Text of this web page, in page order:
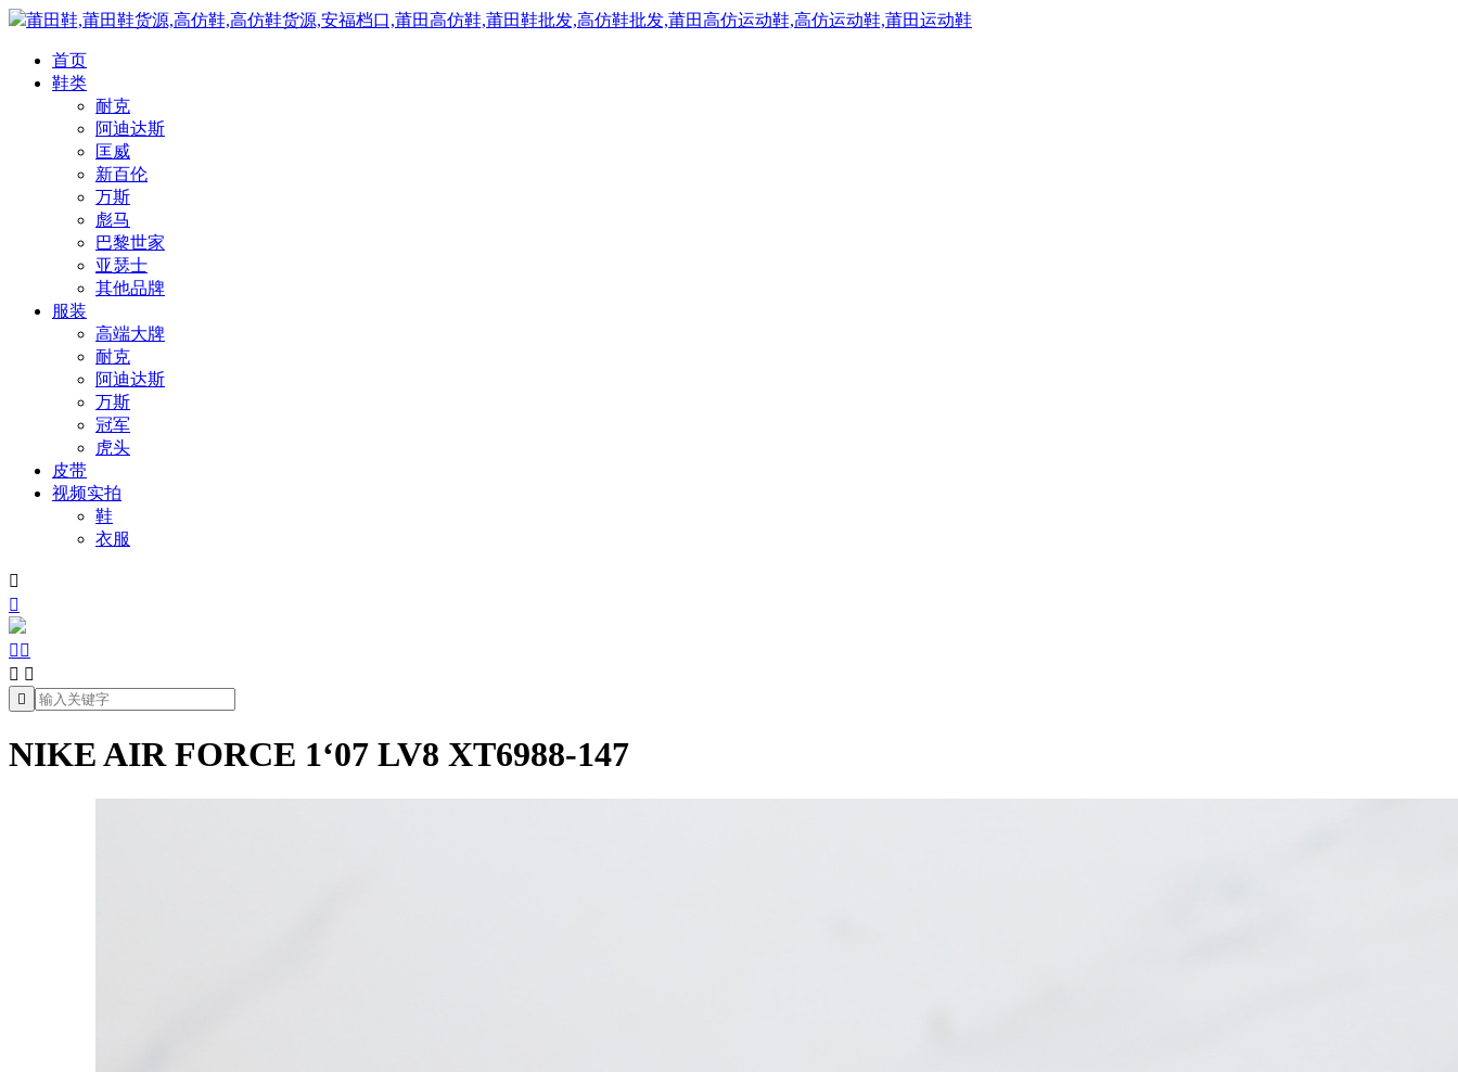
莆田鞋,莆田鞋货源,高仿鞋,高仿鞋货源,安福档口,莆田高仿鞋,莆田鞋批发,高仿鞋批发,莆田高仿运动鞋,高仿运动鞋,莆田运动鞋
首页
鞋类
耐克
阿迪达斯
匡威
新百伦
万斯
彪马
巴黎世家
亚瑟士
其他品牌
服装
高端大牌
耐克
阿迪达斯
万斯
冠军
虎头
皮带
视频实拍
鞋
衣服


 
 

NIKE AIR FORCE 1‘07 LV8 XT6988-147